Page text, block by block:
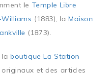
le Temple Libre
(1883), laMaison
(1873).
laboutique La Station
et des articles